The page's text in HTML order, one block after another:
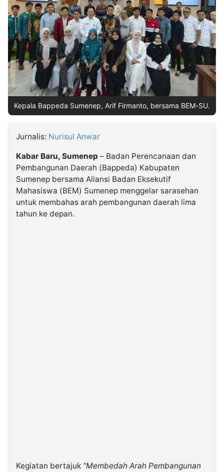
Partner
Insight
NTB
Suara
Time
Lens
IDN
Daily
Jogja
Jalan
Rakyat
Idealita
News
Kita
Notice
Dinamikapost.com
Radar
Baru
Seedbacklink
Follow
Kabarbaru
Kabarbaru.co
Kepala Bappeda Sumenep, Arif Firmanto, bersama BEM-SU.
Jurnalis: Nurisul Anwar
Kabar Baru, Sumenep – Badan Perencanaan dan
Pembangunan Daerah (Bappeda) Kabupaten
Sumenep bersama Aliansi Badan Eksekutif
Mahasiswa (BEM) Sumenep menggelar sarasehan
untuk membahas arah pembangunan daerah lima
tahun ke depan.
Kegiatan bertajuk “Membedah Arah Pembangunan